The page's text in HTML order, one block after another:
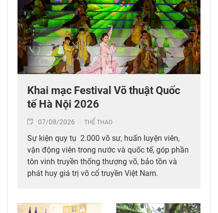
Khai mạc Festival Võ thuật Quốc
tế Hà Nội 2026
07/08/2026 THỂ THAO
Sự kiện quy tụ 2.000 võ sư, huấn luyện viên,
vận động viên trong nước và quốc tế, góp phần
tôn vinh truyền thống thượng võ, bảo tồn và
phát huy giá trị võ cổ truyền Việt Nam.